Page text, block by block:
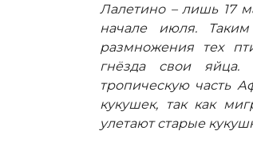
Лалетино – лишь 17
начале июля.
размножения тех
гнёзда свои
тропическую часть
кукушек, так как
улетают старые